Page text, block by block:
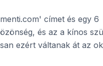
címet és egy 6
és az a kínos
ezért váltanak át az